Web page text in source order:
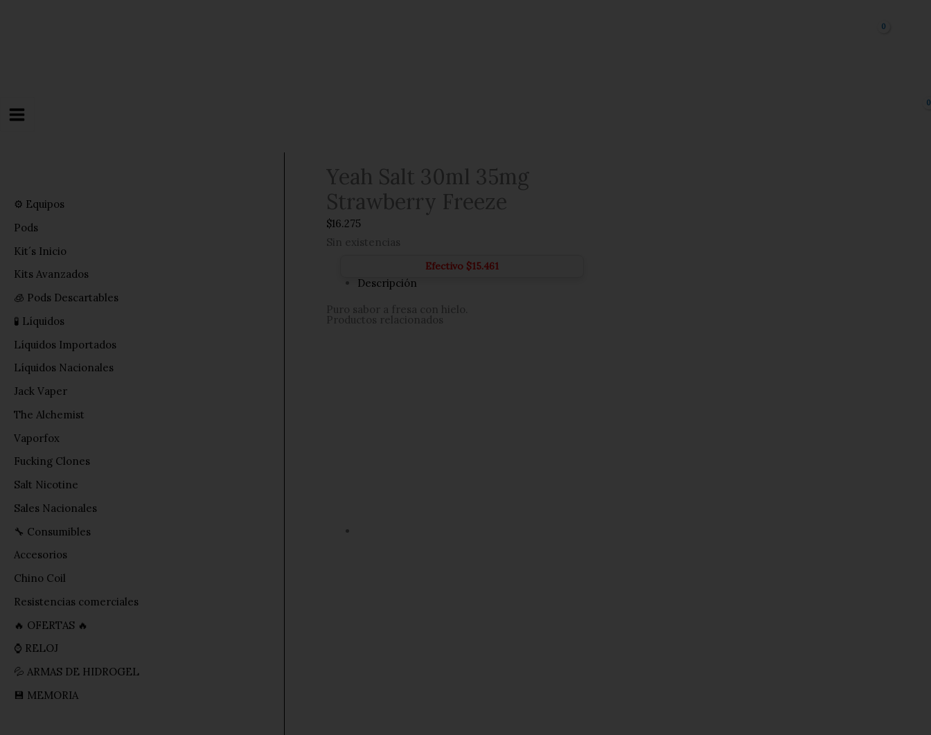
⚙️ Equipos
Pods
Kit´s Inicio
Kits Avanzados
🧊 Pods Descartables
🧪 Líquidos
Líquidos Importados
Líquidos Nacionales
Jack Vaper
The Alchemist
Vaporfox
Fucking Clones
Salt Nicotine
Sales Nacionales
🔧 Consumibles
Accesorios
Chino Coil
Resistencias comerciales
🔥 OFERTAS 🔥
⌚ RELOJ
💦 ARMAS DE HIDROGEL
💾 MEMORIA
Yeah Salt 30ml 35mg
Strawberry Freeze
$16.275
Sin existencias
Efectivo $15.461
Descripción
Puro sabor a fresa con hielo.
Productos relacionados